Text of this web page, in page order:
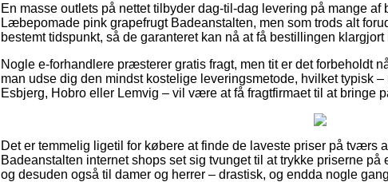
En masse outlets på nettet tilbyder dag-til-dag levering på mange af
Læbepomade pink grapefrugt Badeanstalten, men som trods alt
bestemt tidspunkt, så de garanteret kan nå at få bestillingen
Nogle e-forhandlere præsterer gratis fragt, men tit er det forbeholdt
man udse dig den mindst kostelige leveringsmetode, hvilket typisk
Esbjerg, Hobro eller Lemvig – vil være at få fragtfirmaet til at bringe
Det er temmelig ligetil for købere at finde de laveste priser på tværs
Badeanstalten internet shops set sig tvunget til at trykke priserne
og desuden også til damer og herrer – drastisk, og endda nogle